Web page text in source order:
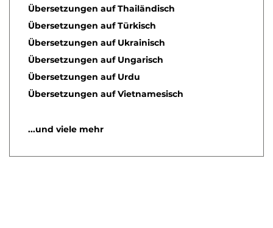
Übersetzungen auf Thailändisch
Übersetzungen auf Türkisch
Übersetzungen auf Ukrainisch
Übersetzungen auf Ungarisch
Übersetzungen auf Urdu
Übersetzungen auf Vietnamesisch
...und viele mehr